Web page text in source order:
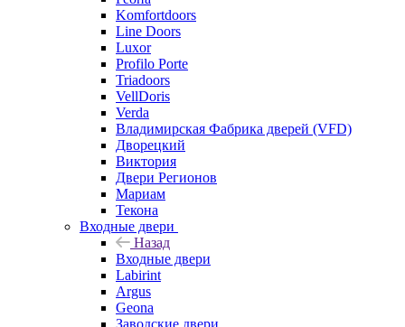
Komfortdoors
Line Doors
Luxor
Profilo Porte
Triadoors
VellDoris
Verda
Владимирская Фабрика дверей (VFD)
Дворецкий
Виктория
Двери Регионов
Мариам
Текона
Входные двери
Назад
Входные двери
Labirint
Argus
Geona
Заводские двери